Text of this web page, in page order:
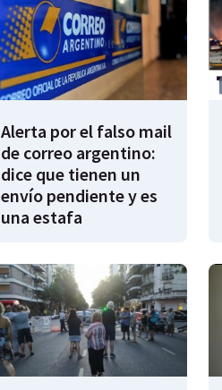
Alerta por el falso mail
de correo argentino:
dice que tienen un
envío pendiente y es
una estafa